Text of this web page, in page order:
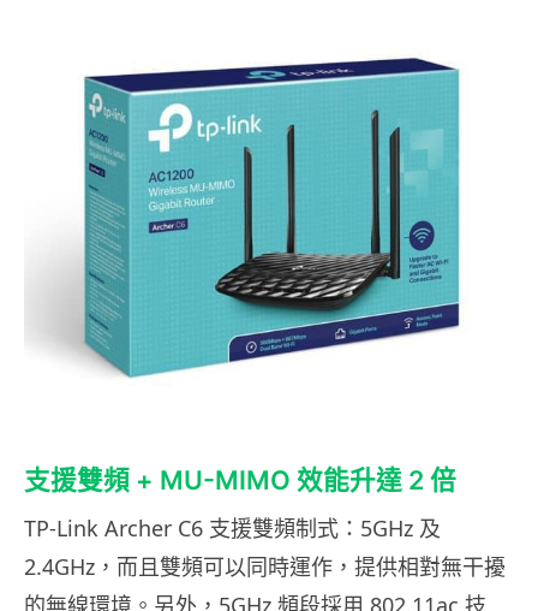
支援雙頻 + MU-MIMO 效能升達 2 倍
TP-Link Archer C6 支援雙頻制式：5GHz 及
2.4GHz，而且雙頻可以同時運作，提供相對無干擾